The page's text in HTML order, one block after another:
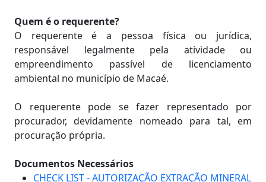
Quem é o requerente?
O requerente é a pessoa física ou jurídica,
responsável legalmente pela atividade ou
empreendimento passível de licenciamento
ambiental no município de Macaé.
O requerente pode se fazer representado por
procurador, devidamente nomeado para tal, em
procuração própria.
Documentos Necessários
CHECK LIST - AUTORIZAÇÃO EXTRAÇÃO MINERAL